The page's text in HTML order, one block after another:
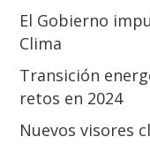
El Gobierno
Clima
Transición
retos en 2024
Nuevos visores